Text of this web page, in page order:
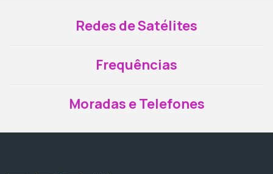
Redes de Satélites
Frequências
Moradas e Telefones